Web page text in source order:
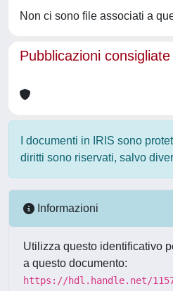
Non ci sono file associati a
Pubblicazioni consigliate
I documenti in IRIS sono
diritti sono riservati, salvo
Informazioni
Utilizza questo identificativo
a questo documento:
https://hdl.handle.net/